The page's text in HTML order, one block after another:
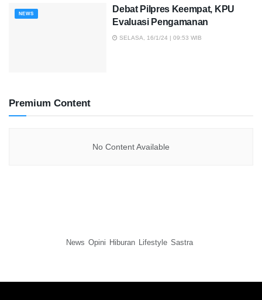
NEWS
Debat Pilpres Keempat, KPU
Evaluasi Pengamanan
SELASA, 16/1/24 | 09:53 WIB
Premium Content
No Content Available
News Opini Hiburan Lifestyle Sastra